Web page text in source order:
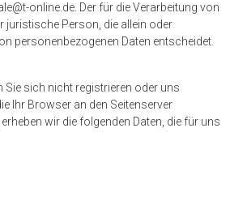
online.de. Der für die Verarbeitung von
juristische Person, die allein oder
personenbezogenen Daten entscheidet.
sich nicht registrieren oder uns
Ihr Browser an den Seitenserver
wir die folgenden Daten, die für uns